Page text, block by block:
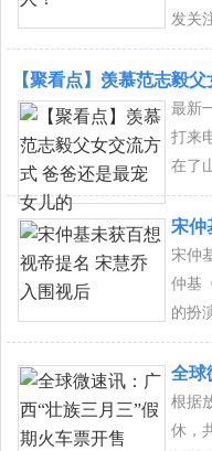
发关
【聚看点】羡慕范志毅
最新
打来
在了
宋仲
宋仲
仲基
的扮
全球
根据
休，